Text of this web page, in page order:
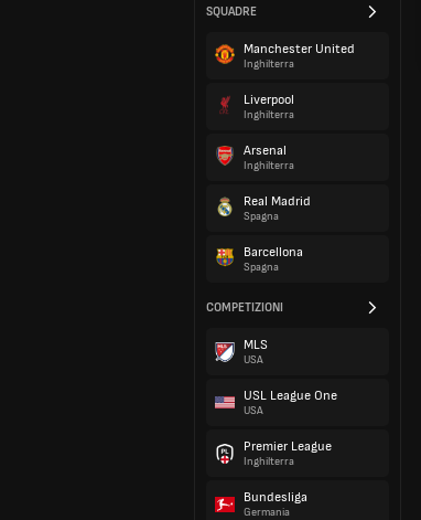
SQUADRE
Manchester United
Inghilterra
Liverpool
Inghilterra
Arsenal
Inghilterra
Real Madrid
Spagna
Barcellona
Spagna
COMPETIZIONI
MLS
USA
USL League One
USA
Premier League
Inghilterra
Bundesliga
Germania